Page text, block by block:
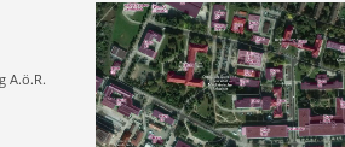
A.ö.R.